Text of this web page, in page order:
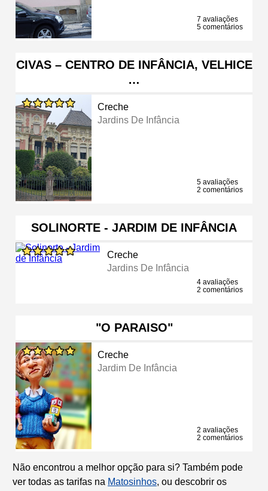
7 avaliações
5 comentários
CIVAS – CENTRO DE INFÂNCIA, VELHICE
…
Creche
Jardins De Infância
5 avaliações
2 comentários
SOLINORTE - JARDIM DE INFÂNCIA
Creche
Jardins De Infância
4 avaliações
2 comentários
"O PARAISO"
Creche
Jardim De Infância
2 avaliações
2 comentários
Não encontrou a melhor opção para si? Também pode
ver todas as tarifas na Matosinhos, ou descobrir os